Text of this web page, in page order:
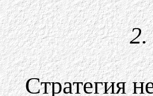
2.
Стратегия